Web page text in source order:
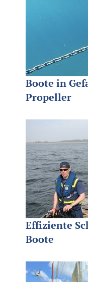
Boote in
Propeller
Effiziente
Boote